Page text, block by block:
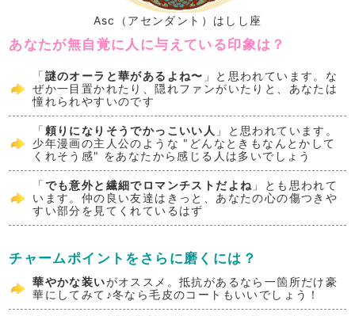
Asc（アセンダント）はしし座
あなたが無自覚に人に与えている印象は？
「 謎のオーラと華があるよね〜 」と思われています。な
ぜか一目置かれたり、隠れファンがいたりと、あなたは
憧れられやすいのです
「 頼りになりそうでかっこいい人 」と思われています。
少年漫画の主人公のような "どんなときもなんとかして
くれそう感" をあなたから感じる人は多いでしょう
「 でも意外と繊細でロマンチストだよね 」とも思われて
います。仲の良い友達はきっと、あなたの心の傷つきや
すい部分を見てくれているはず
チャームポイントをさらに磨くには？
華やかな装いがオススメ。抵抗があるなら一箇所だけ豪
華にしてみて♪冬なら毛皮のコートもいいでしょう！